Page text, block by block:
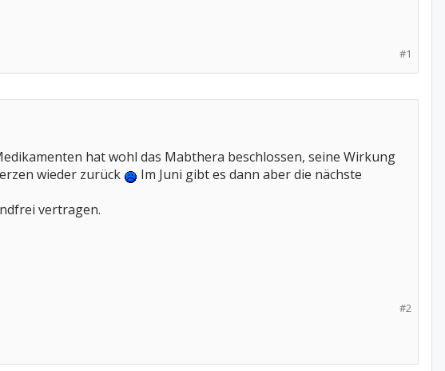
#1
hat wohl das Mabthera beschlossen, seine Wirkung
wieder zurück
Im Juni gibt es dann aber die nächste
vertragen.
#2